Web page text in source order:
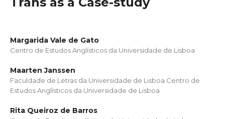
Margarida Vale de Gato
Centro de Estudos Anglísticos da Universidade de Lisboa
Maarten Janssen
Faculdade de Letras da Universidade de Lisboa Centro de
Estudos Anglísticos da Universidade de Lisboa
Rita Queiroz de Barros